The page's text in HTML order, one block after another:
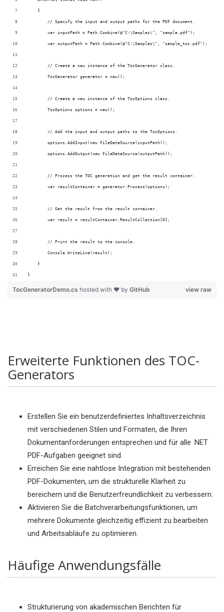
    {
        // Specify the input and output paths for the PDF document.
        var inputPath = Path.Combine(@"C:\Samples\", "sample.pdf");
        var outputPath = Path.Combine(@"C:\Samples\", "sample_toc.pdf");
        // Create a new instance of the TocGenerator class.
        TocGenerator generator = new();
        // Create a new instance of the TocOptions class.
        TocOptions options = new();
        // Add the input and output paths to the TocOptions.
        options.AddInput(new FileDataSource(inputPath));
        options.AddOutput(new FileDataSource(outputPath));
        // Process the TOC generation and get the result container.
        var resultContainer = generator.Process(options);
        // Get the result from the result container.
        var result = resultContainer.ResultCollection[0];
        // Print the result to the console.
        Console.WriteLine(result);
    }
}
view raw
TocGeneratorDemo.cs hosted with ❤ by GitHub
Erweiterte Funktionen des TOC-
Generators
Erstellen Sie ein benutzerdefiniertes Inhaltsverzeichnis
mit verschiedenen Stilen und Formaten, die Ihren
Dokumentanforderungen entsprechen und für alle .NET
PDF-Aufgaben geeignet sind.
Erreichen Sie eine nahtlose Integration mit bestehenden
PDF-Dokumenten, um die strukturelle Klarheit zu
bereichern und die Benutzerfreundlichkeit zu verbessern.
Aktivieren Sie die Batchverarbeitungsfunktionen, um
mehrere Dokumente gleichzeitig effizient zu bearbeiten
und Arbeitsabläufe zu optimieren.
Häufige Anwendungsfälle
Strukturierung von akademischen Berichten für